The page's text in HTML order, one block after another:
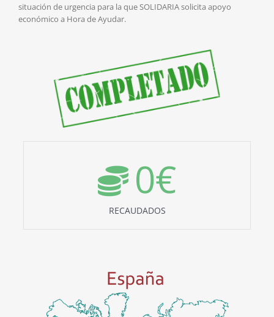
situación de urgencia para la que SOLIDARIA solicita apoyo
económico a Hora de Ayudar.
0€
RECAUDADOS